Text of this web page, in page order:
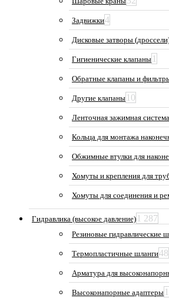
Задвижки4
Дисковые затворы
Гигиенические клапаны 1
Обратные клапаны и
Другие клапаны 10
Ленточная зажимная система
Кольца для монтажа
Обжимные втулки для
Хомуты и крепления для
Хомуты для соединения и
Гидравлика (высокое давление) 1 287
Резиновые гидравлические
Термопластичные шланги48
Арматура для
Высоконапорные адаптеры